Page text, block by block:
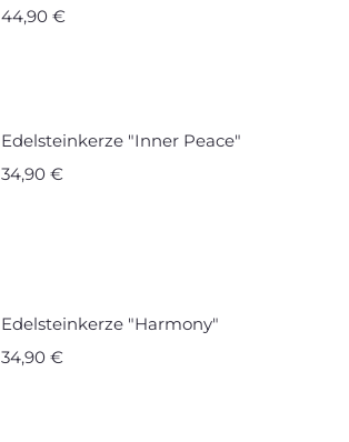
44,90 €
Edelsteinkerze "Inner Peace"
34,90 €
Edelsteinkerze "Harmony"
34,90 €